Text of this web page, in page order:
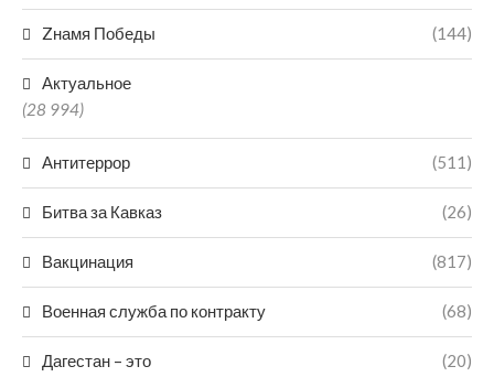
Zнамя Победы (144)
Актуальное
(28 994)
Антитеррор (511)
Битва за Кавказ (26)
Вакцинация (817)
Военная служба по контракту (68)
Дагестан – это (20)